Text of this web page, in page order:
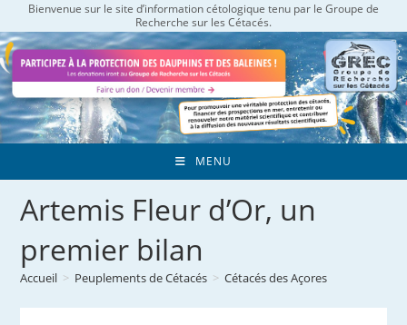
to
content
Bienvenue sur le site d’information cétologique tenu par le Groupe de
Recherche sur les Cétacés.
MENU
Artemis Fleur d’Or, un
premier bilan
Accueil > Peuplements de Cétacés > Cétacés des Açores